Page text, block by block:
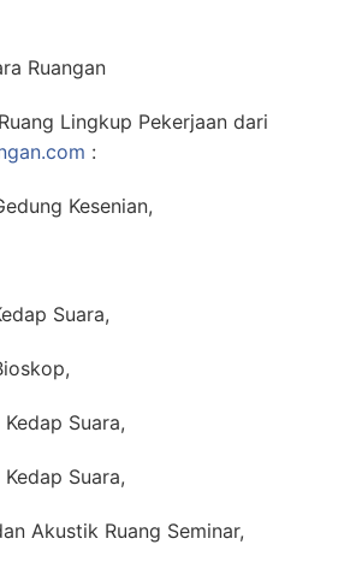
Ruangan
Lingkup Pekerjaan dari
:
Kesenian,
Suara,
Suara,
Suara,
Akustik Ruang Seminar,